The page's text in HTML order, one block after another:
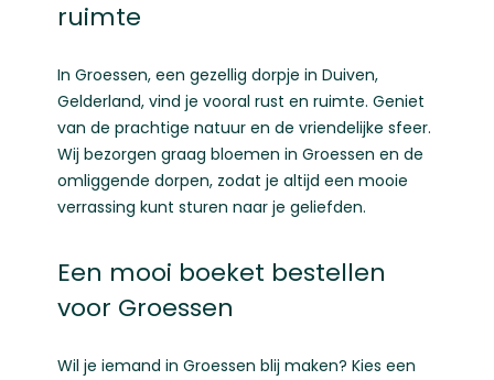
ruimte
In Groessen, een gezellig dorpje in Duiven,
Gelderland, vind je vooral rust en ruimte. Geniet
van de prachtige natuur en de vriendelijke sfeer.
Wij bezorgen graag bloemen in Groessen en de
omliggende dorpen, zodat je altijd een mooie
verrassing kunt sturen naar je geliefden.
Een mooi boeket bestellen
voor Groessen
Wil je iemand in Groessen blij maken? Kies een